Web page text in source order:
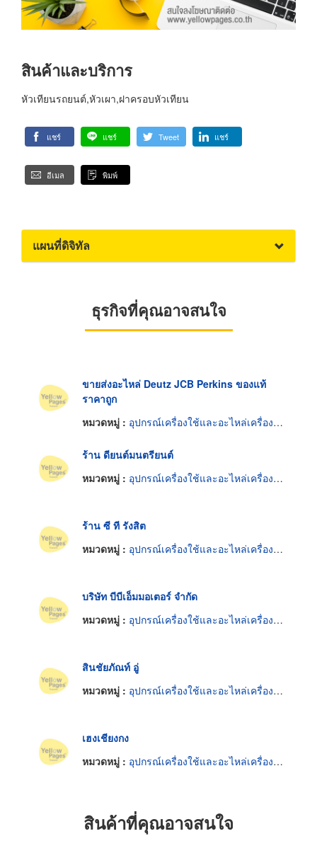
สินค้าและบริการ
หัวเทียนรถยนต์,หัวเผา,ฝาครอบหัวเทียน
แชร์ แชร์ Tweet แชร์
อีเมล พิมพ์
แผนที่ดิจิทัล
ธุรกิจที่คุณอาจสนใจ
ขายส่งอะไหล่ Deutz JCB Perkins ของแท้
ราคาถูก
หมวดหมู่ : อุปกรณ์เครื่องใช้และอะไหล่เครื่องยนต์
ร้าน ดียนต์มนตรียนต์
หมวดหมู่ : อุปกรณ์เครื่องใช้และอะไหล่เครื่องยนต์
ร้าน ซี ที รังสิต
หมวดหมู่ : อุปกรณ์เครื่องใช้และอะไหล่เครื่องยนต์
บริษัท บีบีเอ็มมอเตอร์ จำกัด
หมวดหมู่ : อุปกรณ์เครื่องใช้และอะไหล่เครื่องยนต์
สินชัยภัณท์ อู่
หมวดหมู่ : อุปกรณ์เครื่องใช้และอะไหล่เครื่องยนต์
เฮงเชียงกง
หมวดหมู่ : อุปกรณ์เครื่องใช้และอะไหล่เครื่องยนต์
สินค้าที่คุณอาจสนใจ